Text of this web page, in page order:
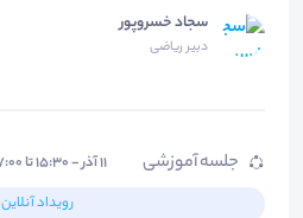
سجاد خسروپور
دبیر ریاضی
جلسه آموزشی
۱۱ آذر - ۱۵:۳۰ تا ۱۷:۰۰
رویداد آنلاین